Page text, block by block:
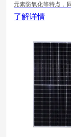
元素防氧化等特点，
伏玻璃的包装使用，
了解详情